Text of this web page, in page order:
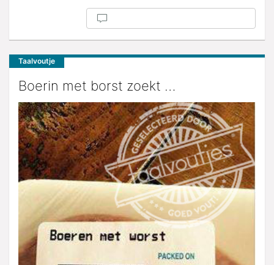
Taalvoutje
Boerin met borst zoekt …